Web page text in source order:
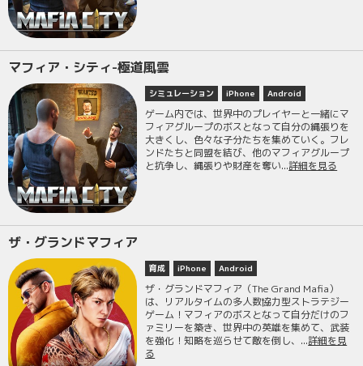
マフィア・シティ-極道風雲
シミュレーション iPhone Android
ゲーム内では、世界中のプレイヤーと一緒にマ
フィアグループのボスとなって自分の縄張りを
大きくし、色々な子分たちを集めていく。フレ
ンドたちと同盟を結び、他のマフィアグループ
と抗争し、縄張りや財産を奪い...詳細を見る
ザ・グランドマフィア
育成 iPhone Android
ザ・グランドマフィア（The Grand Mafia）
は、リアルタイムの多人数協力型ストラテジー
ゲーム！マフィアのボスとなって自分だけのフ
ァミリーを築き、世界中の英雄を集めて、武装
を強化！知略を巡らせて敵を倒し、...詳細を見
る